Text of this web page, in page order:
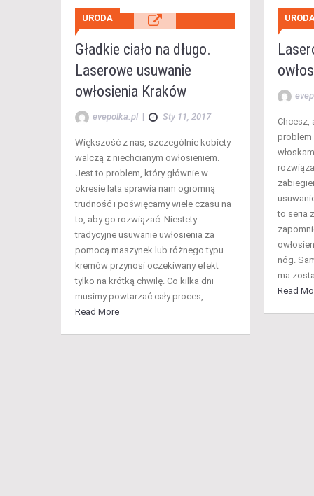
URODA
Gładkie ciało na długo.
Laserowe usuwanie
owłosienia Kraków
evepolka.pl | Sty 11, 2017
Większość z nas, szczególnie kobiety
walczą z niechcianym owłosieniem.
Jest to problem, który głównie w
okresie lata sprawia nam ogromną
trudność i poświęcamy wiele czasu na
to, aby go rozwiązać. Niestety
tradycyjne usuwanie uwłosienia za
pomocą maszynek lub różnego typu
kremów przynosi oczekiwany efekt
tylko na krótką chwilę. Co kilka dni
musimy powtarzać cały proces,…
Read More
Chcesz,
problem
to seria
nóg.
ma
Read